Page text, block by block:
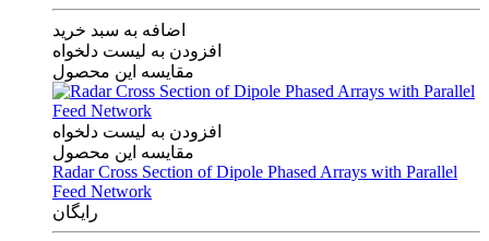
اضافه به سبد خرید
افزودن به لیست دلخواه
مقایسه این محصول
افزودن به لیست دلخواه
مقایسه این محصول
Radar Cross Section of Dipole Phased Arrays with Parallel
Feed Network
رایگان